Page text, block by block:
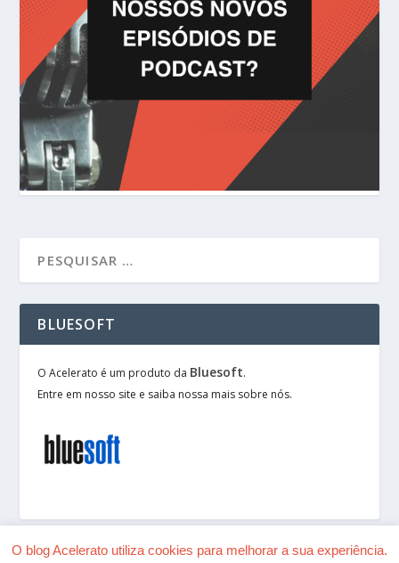
BLUESOFT
O Acelerato é um produto da Bluesoft.
Entre em nosso site e saiba nossa mais sobre nós.
O blog Acelerato utiliza cookies para melhorar a sua experiência.